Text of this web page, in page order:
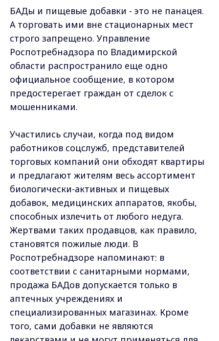
БАДы и пищевые добавки - это не панацея.
А торговать ими вне стационарных мест
строго запрещено. Управление
Роспотребнадзора по Владимирской
области распространило еще одно
официальное сообщение, в котором
предостерегает граждан от сделок с
мошенниками.
Участились случаи, когда под видом
работников соцслужб, представителей
торговых компаний они обходят квартиры
и предлагают жителям весь ассортимент
биологически-активных и пищевых
добавок, медицинских аппаратов, якобы,
способных излечить от любого недуга.
Жертвами таких продавцов, как правило,
становятся пожилые люди. В
Роспотребнадзоре напоминают: в
соответствии с санитарными нормами,
продажа БАДов допускается только в
аптечных учреждениях и
специализированных магазинах. Кроме
того, сами добавки не являются